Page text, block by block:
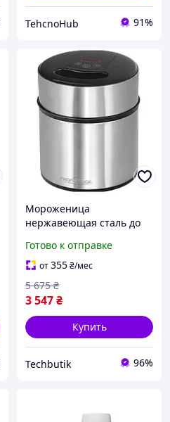
TehcnoHub 91%
Мороженица
нержавеющая сталь до
ProfiCook PS-1197
Готово к отправке
от355₴/мес
3 547₴
5 675 ₴
Купить
Techbutik 96%